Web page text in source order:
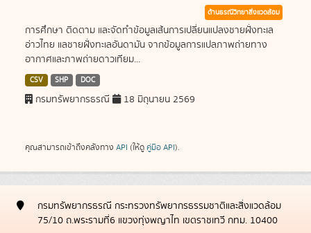
ด้านธรณีวิทยาสิ่งแวดล้อม
การศึกษา ติดตาม และจัดทำข้อมูลเส้นการเปลี่ยนแปลงชายฝั่งทะเล
อ่าวไทย แลชายฝั่งทะเลอันดามัน จากข้อมูลการแปลภาพถ่ายทาง
อากาศและภาพถ่ายดาวเทียม...
CSV SHP DOC
กรมทรัพยากรธรณี 18 มิถุนายน 2569
คุณสามารถเข้าถึงคลังทาง API (ให้ดู คู่มือ API).
กรมทรัพยากรธรณี กระทรวงทรัพยากรธรรมชาติและสิ่งแวดล้อม
75/10 ถ.พระรามที่6 แขวงทุ่งพญาไท เขตราชเทวี กทม. 10400